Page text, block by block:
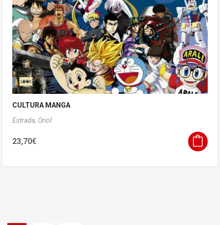
CULTURA MANGA
Estrada, Oriol
23,70€